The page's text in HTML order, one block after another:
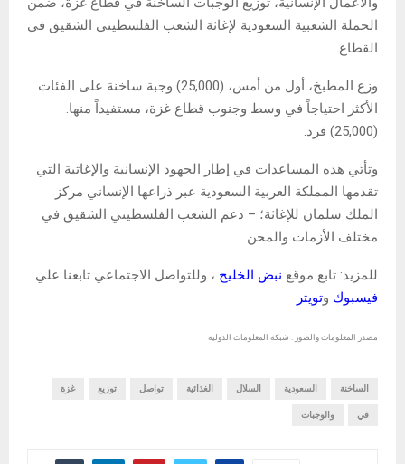
الحملة الشعبية السعودية لإغاثة الشعب الفلسطيني الشقيق في
القطاع.
وزع المطبخ، أول من أمس، (25,000) وجبة ساخنة على الفئات
الأكثر احتياجاً في وسط وجنوب قطاع غزة، مستفيداً منها.
(25,000) فرد.
وتأتي هذه المساعدات في إطار الجهود الإنسانية والإغاثية التي
تقدمها المملكة العربية السعودية عبر ذراعها الإنساني مركز
الملك سلمان للإغاثة؛ – دعم الشعب الفلسطيني الشقيق في
مختلف الأزمات والمحن.
للمزيد: تابع موقع نبض الخليج ، وللتواصل الاجتماعي تابعنا علي
فيسبوك وتويتر
مصدر المعلومات والصور : شبكة المعلومات الدولية
الساخنة السعودية السلال الغذائية تواصل توزيع غزة
في والوجبات